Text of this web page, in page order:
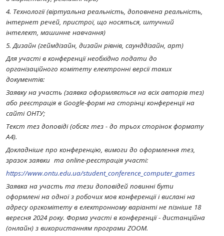
4. Технології (віртуальна реальність, доповнена реальність,
інтернет речей, пристрої, що носяться, штучний
інтелект, машинне навчання)
5. Дизайн (геймдізайн, дизайн рівнів, саунддізайн, арт)
Для участі в конференції необхідно подати до
організаційного комітету електронні версії таких
документів:
Заявку на участь (заявка оформляється на всіх авторів тез)
або реєстрація в Google-формі на сторінці конференції на
сайті ОНТУ;
Текст тез доповіді (обсяг тез - до трьох сторінок формату
А4).
Докладніше про конференцію, вимоги до оформлення тез,
зразок заявки та online-реєстрація участі:
https://www.ontu.edu.ua/student_conference_computer_games
Заявка на участь та тези доповідей повинні бути
оформлені на одної з робочих мов конференції і вислані на
адресу оргкомітету в електронному варіанті не пізніше 18
вересня 2024 року. Форма участі в конференції - дистанційна
(онлайн) з використанням програми ZOOM.